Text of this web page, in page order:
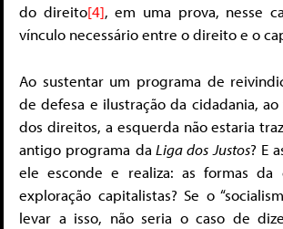
do direito[4], em uma prova, nesse
vínculo necessário entre o direito e o
Ao sustentar um programa de
de defesa e ilustração da cidadania,
dos direitos, a esquerda não estaria
antigo programa da Liga dos Justos? E
ele esconde e realiza: as formas da
exploração capitalistas? Se o
levar a isso, não seria o caso de